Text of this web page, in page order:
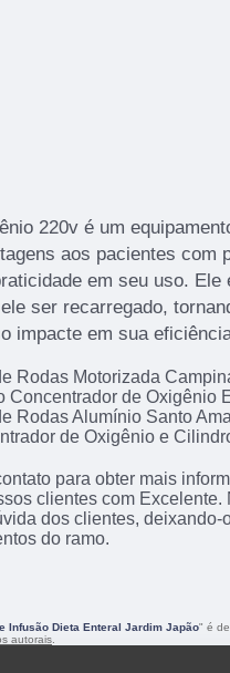
220v é um
aos pacientes com
em seu uso. Ele
ser recarregado,
impacte em sua
Rodas Motorizada
Concentrador de Oxigênio
Rodas Alumínio Santo
de Oxigênio e
para obter mais
clientes com Excelente.
dos clientes, deixando-
do ramo.
Infusão Dieta Enteral Jardim Japão" é
autorais